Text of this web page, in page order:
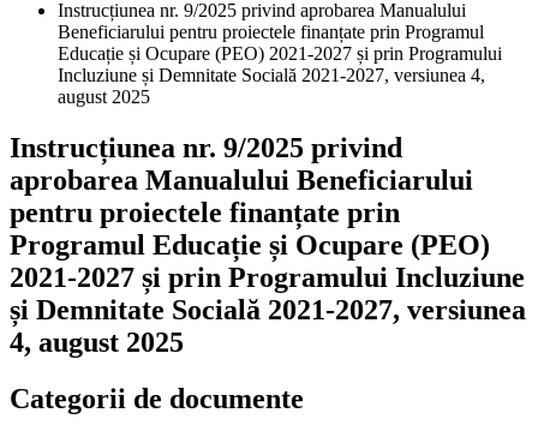
Instrucțiunea nr. 9/2025 privind aprobarea Manualului
Beneficiarului pentru proiectele finanțate prin Programul
Educație și Ocupare (PEO) 2021-2027 și prin Programului
Incluziune și Demnitate Socială 2021-2027, versiunea 4,
august 2025
Instrucțiunea nr. 9/2025 privind
aprobarea Manualului Beneficiarului
pentru proiectele finanțate prin
Programul Educație și Ocupare (PEO)
2021-2027 și prin Programului Incluziune
și Demnitate Socială 2021-2027, versiunea
4, august 2025
Categorii de documente